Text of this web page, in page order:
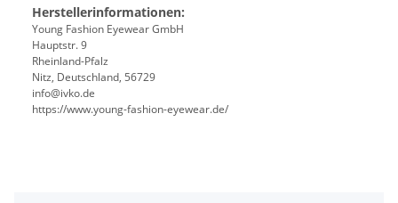
Herstellerinformationen:
Young Fashion Eyewear GmbH
Hauptstr. 9
Rheinland-Pfalz
Nitz, Deutschland, 56729
info@ivko.de
https://www.young-fashion-eyewear.de/